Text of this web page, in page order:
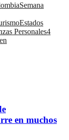
Semana
Estados
Personales4
en muchos